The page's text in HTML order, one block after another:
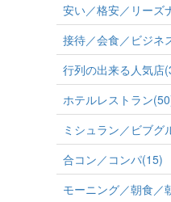
安い／格安／リーズ
接待／会食／ビジネ
行列の出来る人気店
ホテルレストラン
ミシュラン／ビブグ
合コン／コンパ(15)
モーニング／朝食／